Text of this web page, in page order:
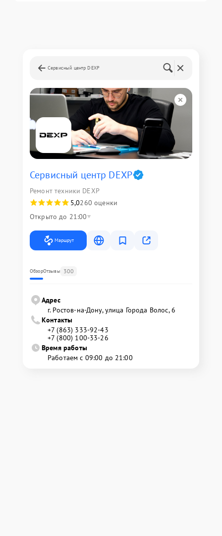
Сервисный центр DEXP
Сервисный центр DEXP
Ремонт техники DEXP
5,0260 оценки
Открыто до 21:00
Маршрут
ОбзорОтзывы 300
Адрес
г. Ростов-на-Дону, улица Города Волос, 6
Контакты
+7 (863) 333-92-43
+7 (800) 100-33-26
Время работы
Работаем с 09:00 до 21:00